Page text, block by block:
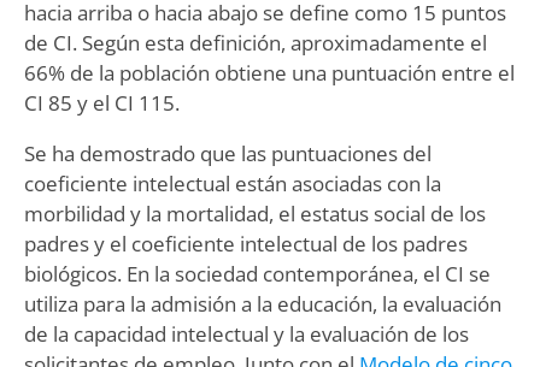
hacia arriba o hacia abajo se define como 15 puntos
de CI. Según esta definición, aproximadamente el
66% de la población obtiene una puntuación entre el
CI 85 y el CI 115.
Se ha demostrado que las puntuaciones del
coeficiente intelectual están asociadas con la
morbilidad y la mortalidad, el estatus social de los
padres y el coeficiente intelectual de los padres
biológicos. En la sociedad contemporánea, el CI se
utiliza para la admisión a la educación, la evaluación
de la capacidad intelectual y la evaluación de los